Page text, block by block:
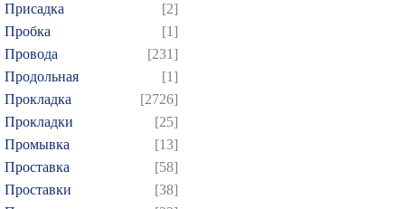
Присадка
[2]
Пробка
[1]
Провода
[231]
Продольная
[1]
Прокладка
[2726]
Прокладки
[25]
Промывка
[13]
Проставка
[58]
Проставки
[38]